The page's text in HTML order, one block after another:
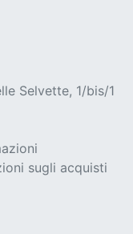
Selvette, 1/bis/1
sugli acquisti